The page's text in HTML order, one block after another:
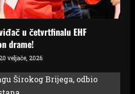
u četvrtfinalu EHF
drame!
veljače, 2026